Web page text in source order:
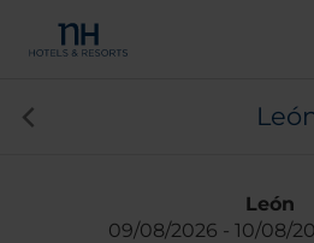
León
09/08/2026
10/08/